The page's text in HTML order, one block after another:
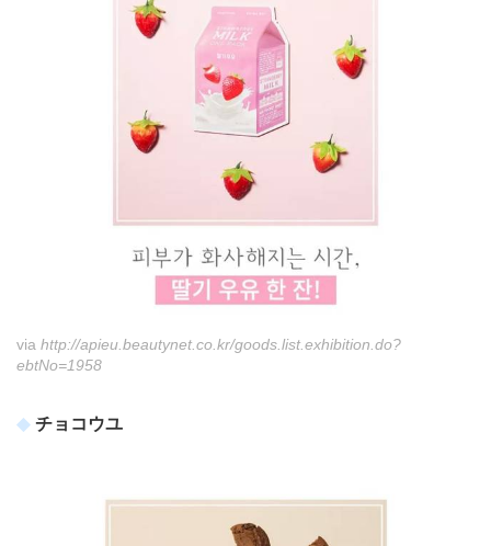
via http://apieu.beautynet.co.kr/goods.list.exhibition.do?
ebtNo=1958
チョコウユ